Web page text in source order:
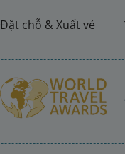
chỗ & Xuất vé